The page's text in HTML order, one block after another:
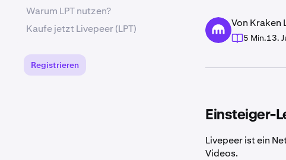
Von Kraken
5 Min.13.
Einsteiger-
Livepeer ist ein
Videos.
Warum LPT nutzen?
Kaufe jetzt Livepeer (LPT)
Registrieren